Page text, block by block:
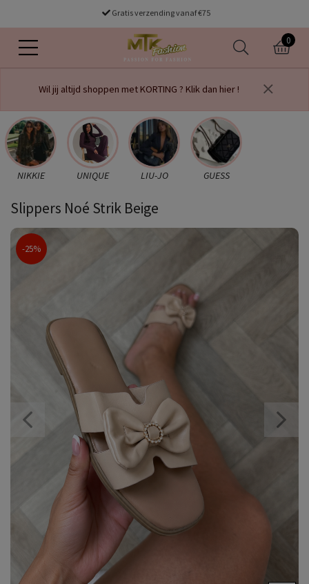
Gratis verzending vanaf €75
0
Wil jij altijd shoppen met KORTING ? Klik dan hier !
NIKKIE UNIQUE LIU-JO GUESS
Slippers Noé Strik Beige
-25%